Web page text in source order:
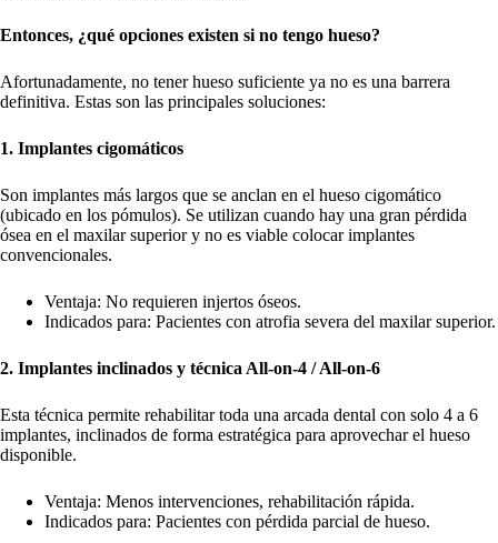
Entonces, ¿qué opciones existen si no tengo hueso?
Afortunadamente, no tener hueso suficiente ya no es una barrera
definitiva. Estas son las principales soluciones:
1. Implantes cigomáticos
Son implantes más largos que se anclan en el hueso cigomático
(ubicado en los pómulos). Se utilizan cuando hay una gran pérdida
ósea en el maxilar superior y no es viable colocar implantes
convencionales.
Ventaja: No requieren injertos óseos.
Indicados para: Pacientes con atrofia severa del maxilar superior.
2. Implantes inclinados y técnica All-on-4 / All-on-6
Esta técnica permite rehabilitar toda una arcada dental con solo 4 a 6
implantes, inclinados de forma estratégica para aprovechar el hueso
disponible.
Ventaja: Menos intervenciones, rehabilitación rápida.
Indicados para: Pacientes con pérdida parcial de hueso.